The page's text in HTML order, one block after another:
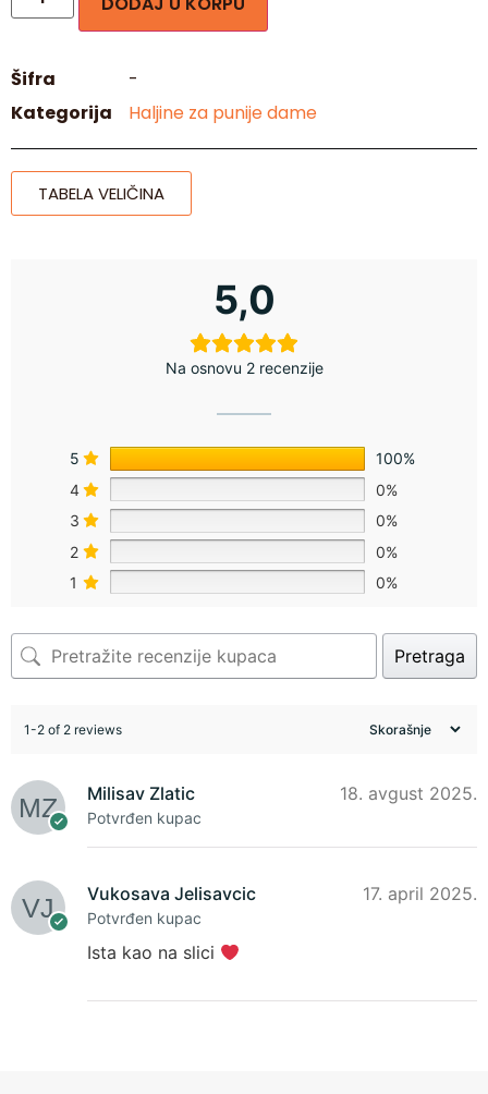
Šifra
-
Kategorija
Haljine za punije dame
TABELA VELIČINA
5,0
Na osnovu 2 recenzije
5
100%
4
0%
3
0%
2
0%
1
0%
Pretraga
1-2 of 2 reviews
Milisav Zlatic
Potvrđen kupac
18. avgust 2025.
Vukosava Jelisavcic
Potvrđen kupac
17. april 2025.
Ista kao na slici